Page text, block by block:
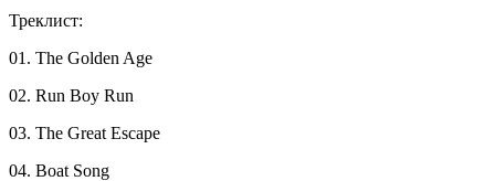
Треклист:
01. The Golden Age
02. Run Boy Run
03. The Great Escape
04. Boat Song